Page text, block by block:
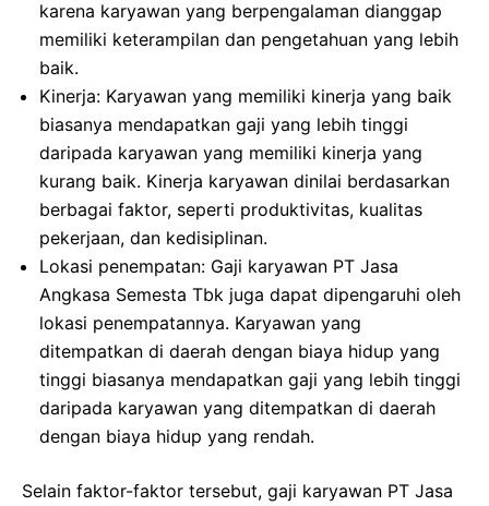
karena karyawan yang berpengalaman dianggap
memiliki keterampilan dan pengetahuan yang lebih
baik.
Kinerja: Karyawan yang memiliki kinerja yang baik
biasanya mendapatkan gaji yang lebih tinggi
daripada karyawan yang memiliki kinerja yang
kurang baik. Kinerja karyawan dinilai berdasarkan
berbagai faktor, seperti produktivitas, kualitas
pekerjaan, dan kedisiplinan.
Lokasi penempatan: Gaji karyawan PT Jasa
Angkasa Semesta Tbk juga dapat dipengaruhi oleh
lokasi penempatannya. Karyawan yang
ditempatkan di daerah dengan biaya hidup yang
tinggi biasanya mendapatkan gaji yang lebih tinggi
daripada karyawan yang ditempatkan di daerah
dengan biaya hidup yang rendah.
Selain faktor-faktor tersebut, gaji karyawan PT Jasa